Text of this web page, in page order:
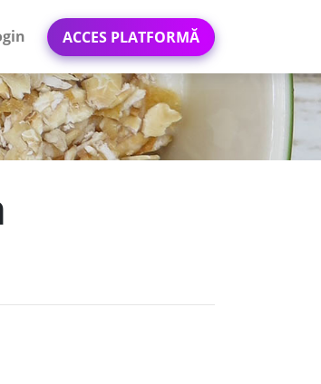
ACCES PLATFORMĂ